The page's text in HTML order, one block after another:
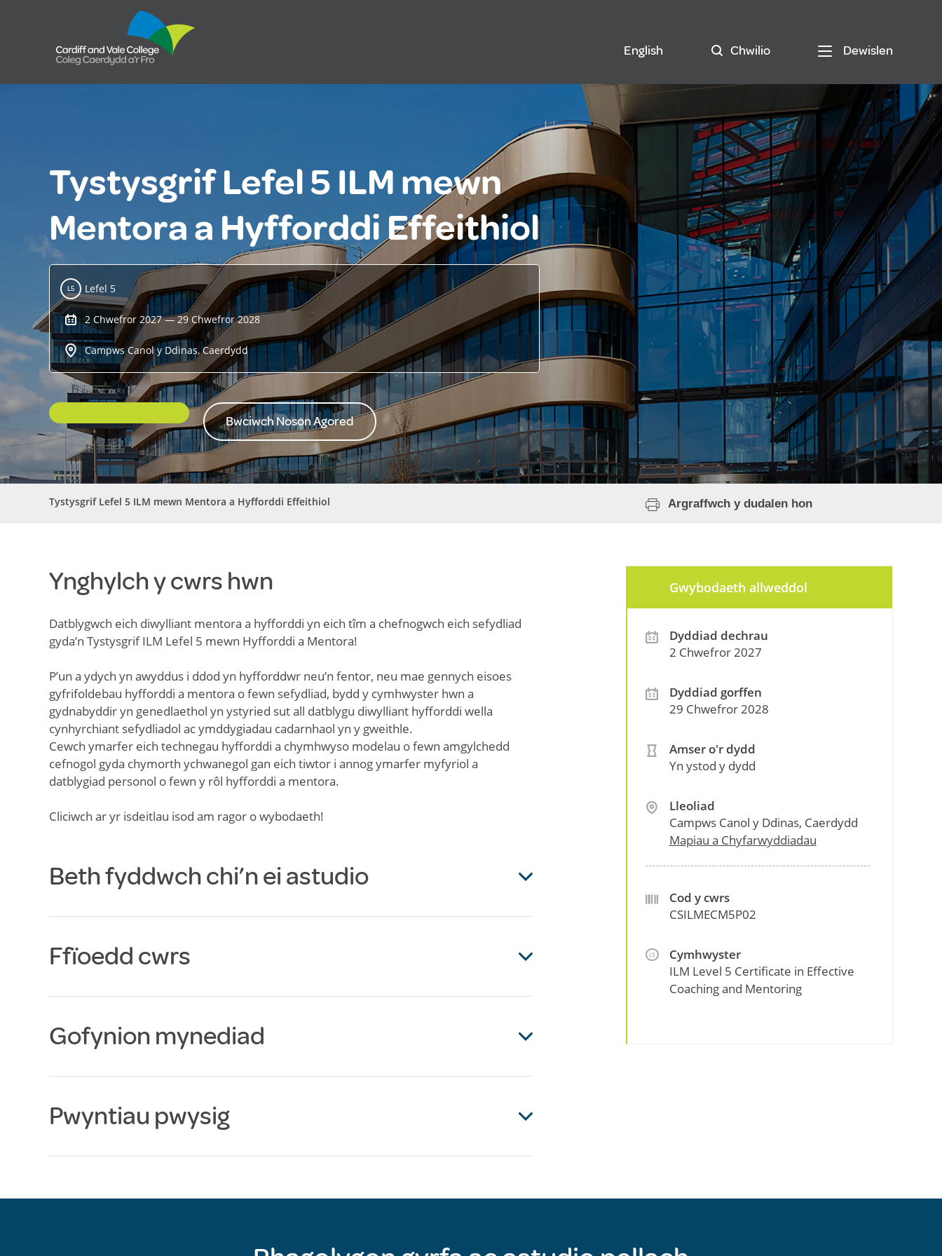
Tystysgrif Lefel 5 ILM mewn
Mentora a Hyfforddi Effeithiol
L5 Lefel 5
2 Chwefror 2027 — 29 Chwefror 2028
Campws Canol y Ddinas, Caerdydd
Bwciwch Noson Agored
English Chwilio Dewislen
Tystysgrif Lefel 5 ILM mewn Mentora a Hyfforddi Effeithiol Argraffwch y dudalen hon
Ynghylch y cwrs hwn
Datblygwch eich diwylliant mentora a hyfforddi yn eich tîm a chefnogwch eich sefydliad
gyda’n Tystysgrif ILM Lefel 5 mewn Hyfforddi a Mentora!
P’un a ydych yn awyddus i ddod yn hyfforddwr neu’n fentor, neu mae gennych eisoes
gyfrifoldebau hyfforddi a mentora o fewn sefydliad, bydd y cymhwyster hwn a
gydnabyddir yn genedlaethol yn ystyried sut all datblygu diwylliant hyfforddi wella
cynhyrchiant sefydliadol ac ymddygiadau cadarnhaol yn y gweithle.
Cewch ymarfer eich technegau hyfforddi a chymhwyso modelau o fewn amgylchedd
cefnogol gyda chymorth ychwanegol gan eich tiwtor i annog ymarfer myfyriol a
datblygiad personol o fewn y rôl hyfforddi a mentora.
Cliciwch ar yr isdeitlau isod am ragor o wybodaeth!
Beth fyddwch chi’n ei astudio
Ffïoedd cwrs
Gofynion mynediad
Pwyntiau pwysig
Gwybodaeth allweddol
Dyddiad dechrau
2 Chwefror 2027
Dyddiad gorffen
29 Chwefror 2028
Amser o'r dydd
Yn ystod y dydd
Lleoliad
Campws Canol y Ddinas, Caerdydd
Mapiau a Chyfarwyddiadau
Cod y cwrs
CSILMECM5P02
L5
Cymhwyster
ILM Level 5 Certificate in Effective
Coaching and Mentoring